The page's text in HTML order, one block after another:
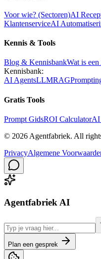
Voor wie? (Sectoren)AI
KlantenserviceAI
Kennis & Tools
Blog & KennisbankWat is
Kennisbank:
AI AgentsLLMRAG
Gratis Tools
Prompt GidsROI CalculatorAI
© 2026 Agentfabriek. All
PrivacyAlgemene
Agentfabriek AI
Plan een gesprek